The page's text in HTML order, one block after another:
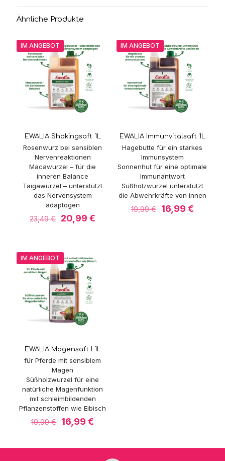
Ähnliche Produkte
IM ANGEBOT
EWALIA Shakingsaft 1L
Rosenwurz bei sensiblen
Nervenreaktionen
Macawurzel – für die
inneren Balance
Taigawurzel – unterstützt
das Nervensystem
adaptogen
23,49€
Ursprünglicher
20,99€
IM ANGEBOT
EWALIA Immunvitalsaft 1L
Hagebutte für ein starkes
Immunsystem
Sonnenhut für eine optimale
Immunantwort
Süßholzwurzel unterstützt
die Abwehrkräfte von innen
19,99€
Ursprünglicher
16,99 €
IM ANGEBOT
EWALIA Magensaft I 1L
für Pferde mit sensiblem
Magen
Süßholzwurzel für eine
natürliche Magenfunktion
mit schleimbildenden
Pflanzenstoffen wie Eibisch
19,99€
Ursprünglicher
Preis
19,99 €
16,99€
16,99 €.